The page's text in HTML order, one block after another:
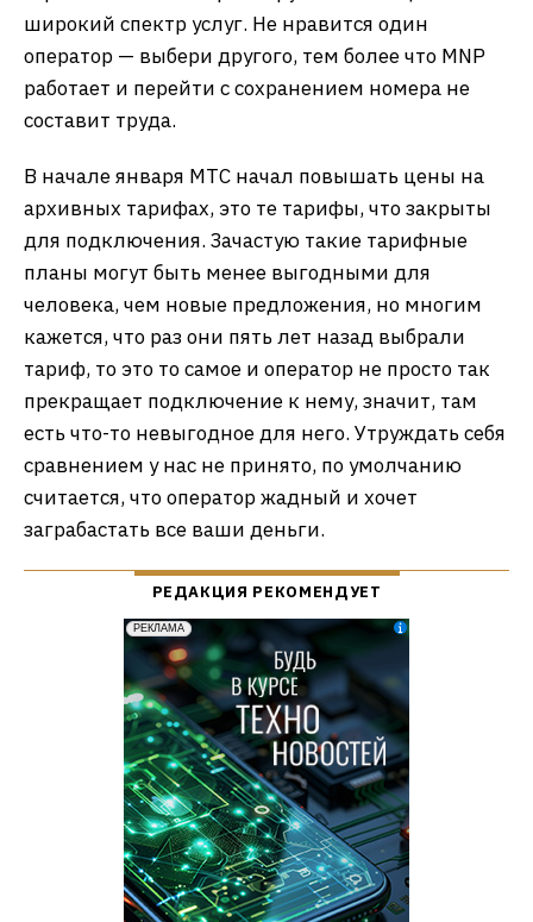
широкий спектр услуг. Не нравится один
оператор — выбери другого, тем более что MNP
работает и перейти с сохранением номера не
составит труда.
В начале января МТС начал повышать цены на
архивных тарифах, это те тарифы, что закрыты
для подключения. Зачастую такие тарифные
планы могут быть менее выгодными для
человека, чем новые предложения, но многим
кажется, что раз они пять лет назад выбрали
тариф, то это то самое и оператор не просто так
прекращает подключение к нему, значит, там
есть что-то невыгодное для него. Утруждать себя
сравнением у нас не принято, по умолчанию
считается, что оператор жадный и хочет
заграбастать все ваши деньги.